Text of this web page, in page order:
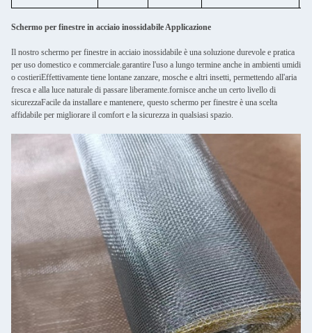
Schermo per finestre in acciaio inossidabile Applicazione
Il nostro schermo per finestre in acciaio inossidabile è una soluzione durevole e pratica
per uso domestico e commerciale.garantire l'uso a lungo termine anche in ambienti umidi
o costieriEffettivamente tiene lontane zanzare, mosche e altri insetti, permettendo all'aria
fresca e alla luce naturale di passare liberamente.fornisce anche un certo livello di
sicurezzaFacile da installare e mantenere, questo schermo per finestre è una scelta
affidabile per migliorare il comfort e la sicurezza in qualsiasi spazio.